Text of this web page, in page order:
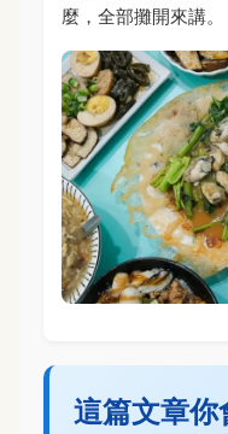
麼，全部攤開來講。
這篇文章你